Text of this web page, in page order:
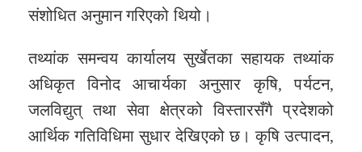
संशोधित अनुमान गरिएको थियो।
तथ्यांक समन्वय कार्यालय सुर्खेतका सहायक तथ्यांक
अधिकृत विनोद आचार्यका अनुसार कृषि, पर्यटन,
जलविद्युत् तथा सेवा क्षेत्रको विस्तारसँगै प्रदेशको
आर्थिक गतिविधिमा सुधार देखिएको छ। कृषि उत्पादन,